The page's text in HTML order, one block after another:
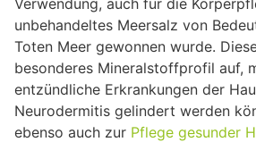
unbehandeltes Meersalz von
Toten Meer gewonnen wurde.
besonderes Mineralstoffprofil auf,
entzündliche Erkrankungen der
Neurodermitis gelindert werden
ebenso auch zur Pflege gesunder